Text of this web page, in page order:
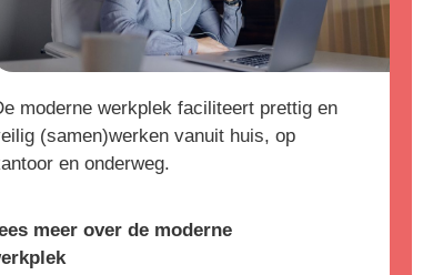
moderne werkplek faciliteert prettig en
(samen)werken vanuit huis, op
en onderweg.
meer over de moderne